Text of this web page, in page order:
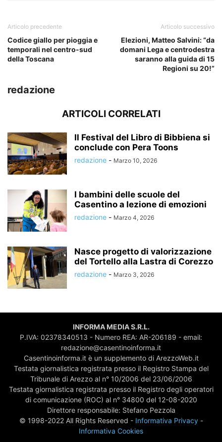
Articolo precedente
Codice giallo per pioggia e
temporali nel centro-sud
della Toscana
Articolo successivo
Elezioni, Matteo Salvini: “da
domani Lega e centrodestra
saranno alla guida di 15
Regioni su 20!”
redazione
ARTICOLI CORRELATI
Il Festival del Libro di Bibbiena si
conclude con Pera Toons
redazione - Marzo 10, 2026
I bambini delle scuole del
Casentino a lezione di emozioni
redazione - Marzo 4, 2026
Nasce progetto di valorizzazione
del Tortello alla Lastra di Corezzo
redazione - Marzo 3, 2026
INFORMA MEDIA S.R.L.
P.IVA: 02378340513 - Numero REA: AR-206189 - email:
redazione@casentinoinforma.it
Casentinoinforma.it è un supplemento di ArezzoWeb.it
Testata giornalistica registrata presso il Registro Stampa del
Tribunale di Arezzo al n° 10/2006 del 23/06/2006
Testata giornalistica registrata presso il Registro degli operatori
di comunicazione (ROC) al n° 34800 del 12-08-2020
Direttore responsabile: Stefano Pezzola
© 1998-2022 All Rights Reserved - Informativa Privacy-
Informativa Cookies